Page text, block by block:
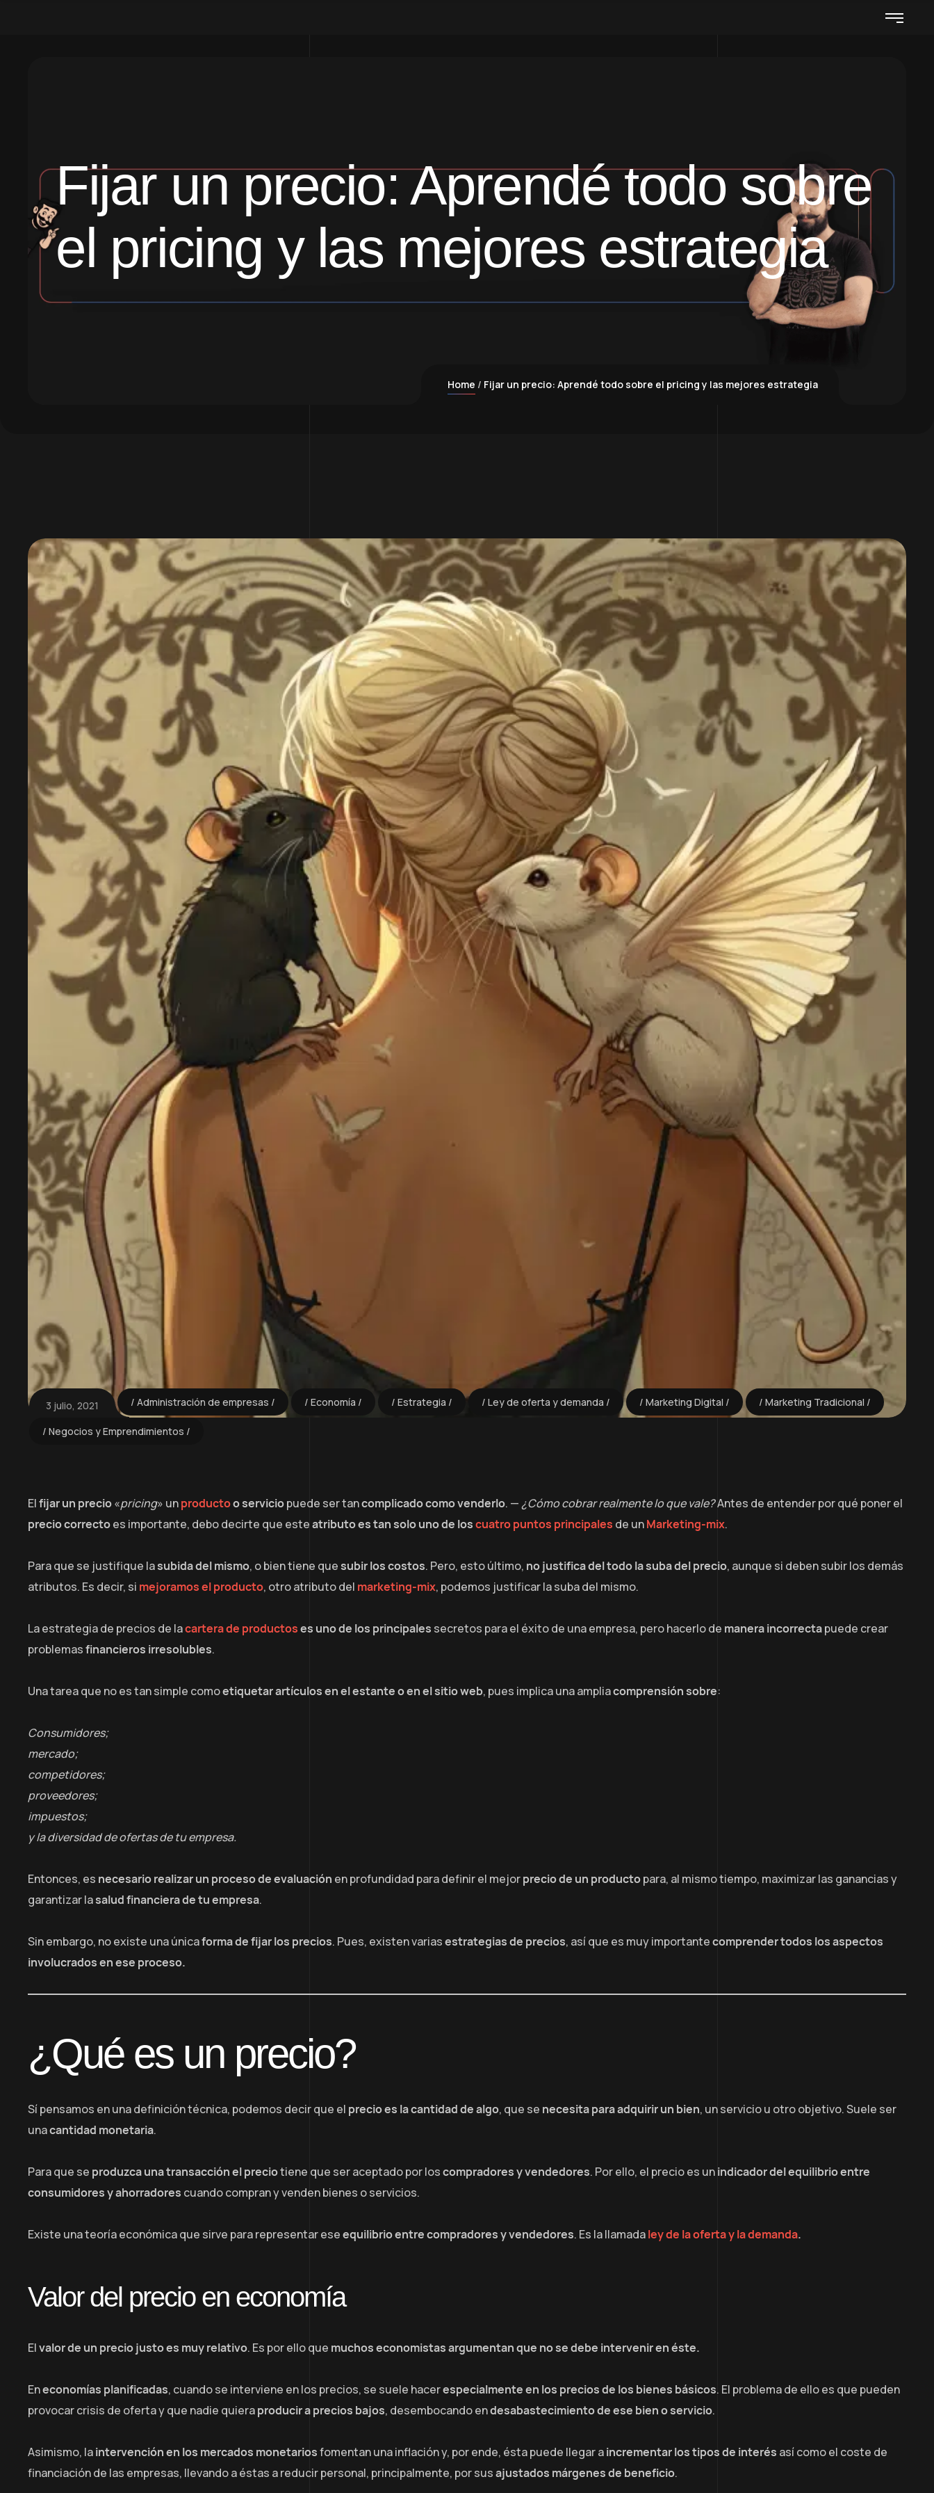
Fijar un precio: Aprendé todo sobre
el pricing y las mejores estrategia
Home Fijar un precio: Aprendé todo sobre el pricing y las mejores estrategia
3 julio, 2021 Administración de empresas Economía Estrategia Ley de oferta y demanda Marketing Digital Marketing Tradicional
Negocios y Emprendimientos
Elfijar un precio«pricing» unproductoo serviciopuede ser tancomplicado como venderlo. — ¿Cómo cobrar realmente lo que vale?Antes de entender por qué poner el
precio correctoes importante, debo decirte que esteatributo es tan solo uno de loscuatro puntos principales de unMarketing-mix.
Para que se justifique lasubida del mismo, o bien tiene quesubir los costos. Pero, esto último, no justifica del todo la suba del precio, aunque si deben subir los demás
atributos. Es decir, si mejoramos el producto, otro atributo del marketing-mix, podemos justificar la suba del mismo.
La estrategia de precios de lacartera de productoses uno de los principales secretos para el éxito de una empresa, pero hacerlo de manera incorrectapuede crear
problemasfinancieros irresolubles.
Una tarea que no es tan simple comoetiquetar artículos en el estante o en el sitio web, pues implica una ampliacomprensión sobre:
Consumidores;
mercado;
competidores;
proveedores;
impuestos;
y la diversidad de ofertas de tu empresa.
Entonces, es necesario realizar un proceso de evaluación en profundidad para definir el mejorprecio de un productopara, al mismo tiempo, maximizar las ganancias y
garantizar lasalud financiera de tu empresa.
Sin embargo, no existe una únicaforma de fijar los precios. Pues, existen variasestrategias de precios, así que es muy importantecomprender todos los aspectos
involucrados en ese proceso.
¿Qué es un precio?
Sí pensamos en una definición técnica, podemos decir que el precio es la cantidad de algo, que se necesita para adquirir un bien, un servicio u otro objetivo. Suele ser
unacantidad monetaria.
Para que se produzca una transacción el preciotiene que ser aceptado por loscompradores y vendedores. Por ello, el precio es unindicador del equilibrio entre
consumidores y ahorradores cuando compran y venden bienes o servicios.
Existe una teoría económica que sirve para representar eseequilibrio entre compradores y vendedores. Es la llamadaley de la oferta y la demanda.
Valor del precio en economía
Elvalor de un precio justo es muy relativo. Es por ello que muchos economistas argumentan que no se debe intervenir en éste.
Eneconomías planificadas, cuando se interviene en los precios, se suele hacerespecialmente en los precios de los bienes básicos. El problema de ello es que pueden
provocar crisis de oferta y que nadie quieraproducir a precios bajos, desembocando endesabastecimiento de ese bien o servicio.
Asimismo, laintervención en los mercados monetariosfomentan una inflación y, por ende, ésta puede llegar aincrementar los tipos de interés así como el coste de
financiación de las empresas, llevando a éstas a reducir personal, principalmente, por susajustados márgenes de beneficio.